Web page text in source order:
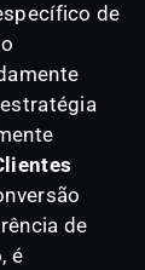
de
de
é